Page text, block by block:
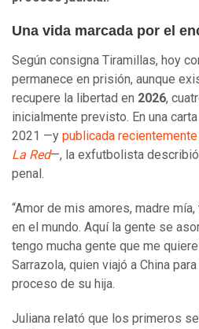
Una vida marcada por el
Según consigna Tiramillas, hoy
permanece en prisión, aunque
recupere la libertad en 2026,
inicialmente previsto. En una
2021 —y publicada
La Red—, la exfutbolista
penal.
“Amor de mis amores, madre
en el mundo. Aquí la gente se
tengo mucha gente que me
Sarrazola, quien viajó a China
proceso de su hija.
Juliana relató que los primeros